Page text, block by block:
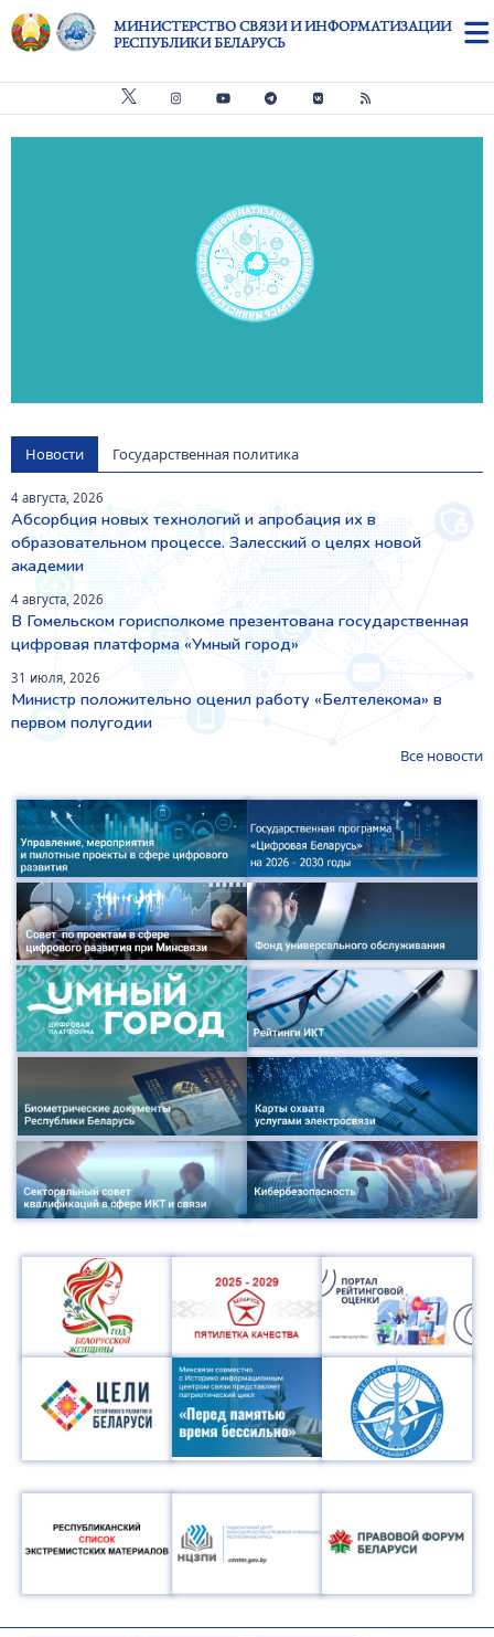
Перейти к основному содержанию
МИНИСТЕРСТВО СВЯЗИ И ИНФОРМАТИЗАЦИИ
РЕСПУБЛИКИ БЕЛАРУСЬ
Новости Государственная политика
4 августа, 2026
Абсорбция новых технологий и апробация их в
образовательном процессе. Залесский о целях новой
академии
4 августа, 2026
В Гомельском горисполкоме презентована государственная
цифровая платформа «Умный город»
31 июля, 2026
Министр положительно оценил работу «Белтелекома» в
первом полугодии
Все новости